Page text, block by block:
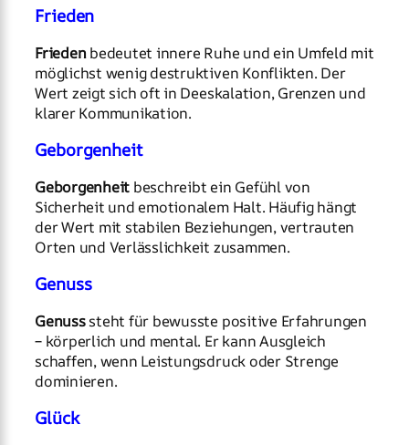
Frieden
Friedenbedeutet innere Ruhe und ein Umfeld mit
möglichst wenig destruktiven Konflikten. Der
Wert zeigt sich oft in Deeskalation, Grenzen und
klarer Kommunikation.
Geborgenheit
Geborgenheit beschreibt ein Gefühl von
Sicherheit und emotionalem Halt. Häufig hängt
der Wert mit stabilen Beziehungen, vertrauten
Orten und Verlässlichkeit zusammen.
Genuss
Genusssteht für bewusste positive Erfahrungen
– körperlich und mental. Er kann Ausgleich
schaffen, wenn Leistungsdruck oder Strenge
dominieren.
Glück